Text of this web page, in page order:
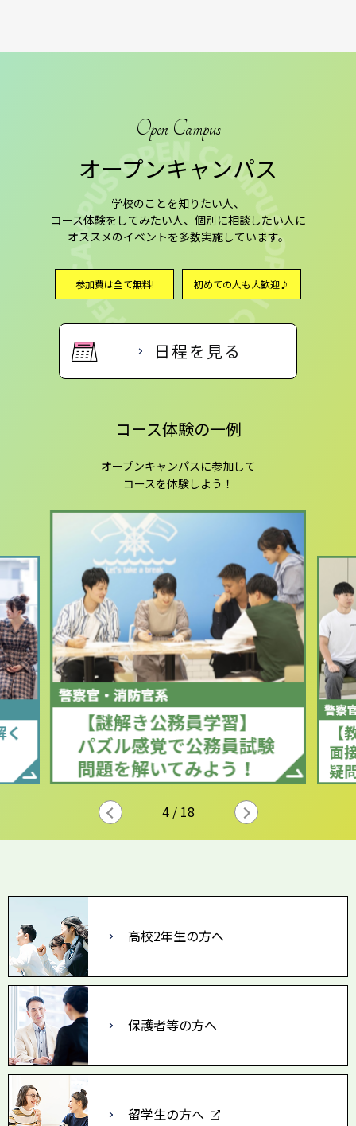
Open Campus
オープンキャンパス
学校のことを知りたい人、
コース体験をしてみたい人、個別に相談したい人に
オススメのイベントを多数実施しています。
参加費は全て無料! 初めての人も大歓迎♪
日程を見る
コース体験の一例
オープンキャンパスに参加して
コースを体験しよう！
5/ 18
高校2年生の方へ
保護者等の方へ
留学生の方へ